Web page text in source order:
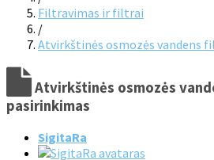
Filtravimas ir filtrai
/
Atvirkštinės osmozės vandens
Atvirkštinės osmozės
pasirinkimas
SigitaRa